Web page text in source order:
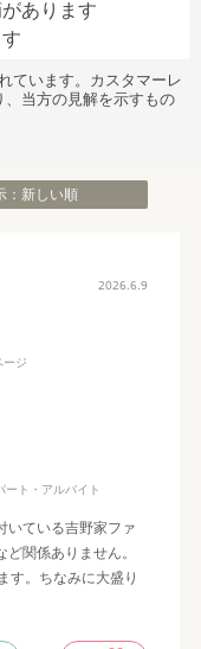
あります
ています。カスタマーレ
当方の見解を示すもの
：新しい順
2026.6.9
ジ
ート・アルバイト
いている吉野家ファ
関係ありません。
す。ちなみに大盛り